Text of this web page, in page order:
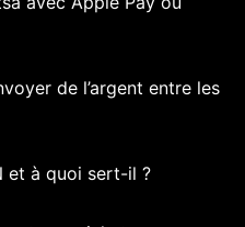
de l’argent entre les
et à quoi sert-il ?